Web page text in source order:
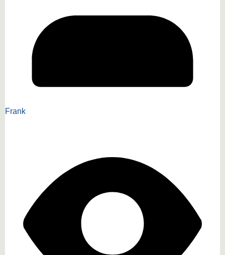
Frank